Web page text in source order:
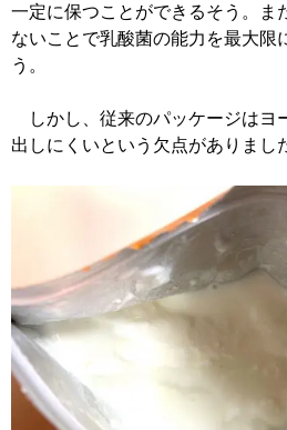
一定に保つことができるそう。ま
ないことで乳酸菌の能力を最大限
う。
しかし、従来のパッケージはヨ
出しにくいという欠点がありまし